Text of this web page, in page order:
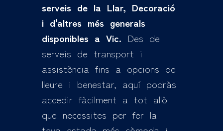
serveis de la Llar, Decoració
i d'altres més generals
disponibles a Vic. Des de
serveis de transport i
assistència fins a opcions de
lleure i benestar, aquí podràs
accedir fàcilment a tot allò
que necessites per fer la